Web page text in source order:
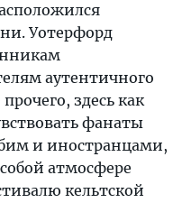
Уотерфорд
аутентичного
здесь как
фанаты
и иностранцами,
атмосфере
кельтской